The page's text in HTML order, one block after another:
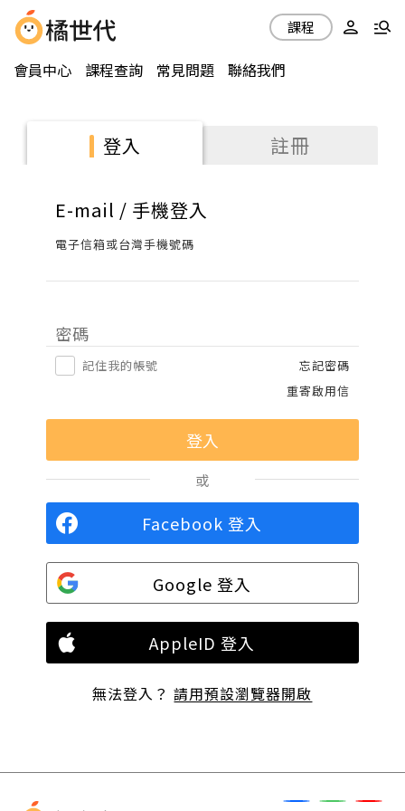
會員中心 課程查詢 常見問題 聯絡我們
課程
登入 註冊
E-mail / 手機登入
電子信箱或台灣手機號碼
密碼
記住我的帳號
忘記密碼
重寄啟用信
或
Facebook 登入
Google 登入
AppleID 登入
無法登入？請用預設瀏覽器開啟